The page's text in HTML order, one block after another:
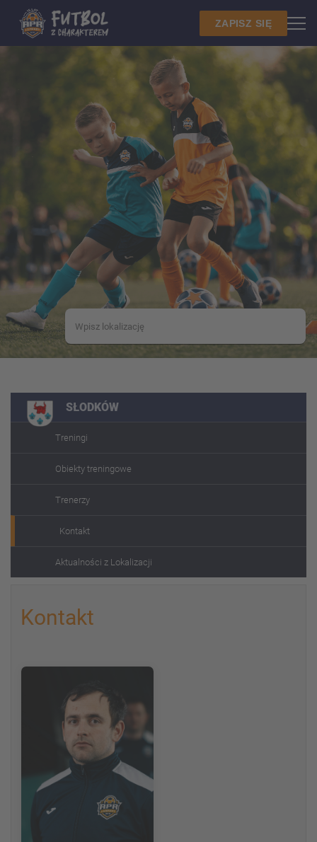
ZAPISZ SIĘ
SŁODKÓW
Treningi
Obiekty treningowe
Trenerzy
Kontakt
Aktualności z Lokalizacji
Kontakt